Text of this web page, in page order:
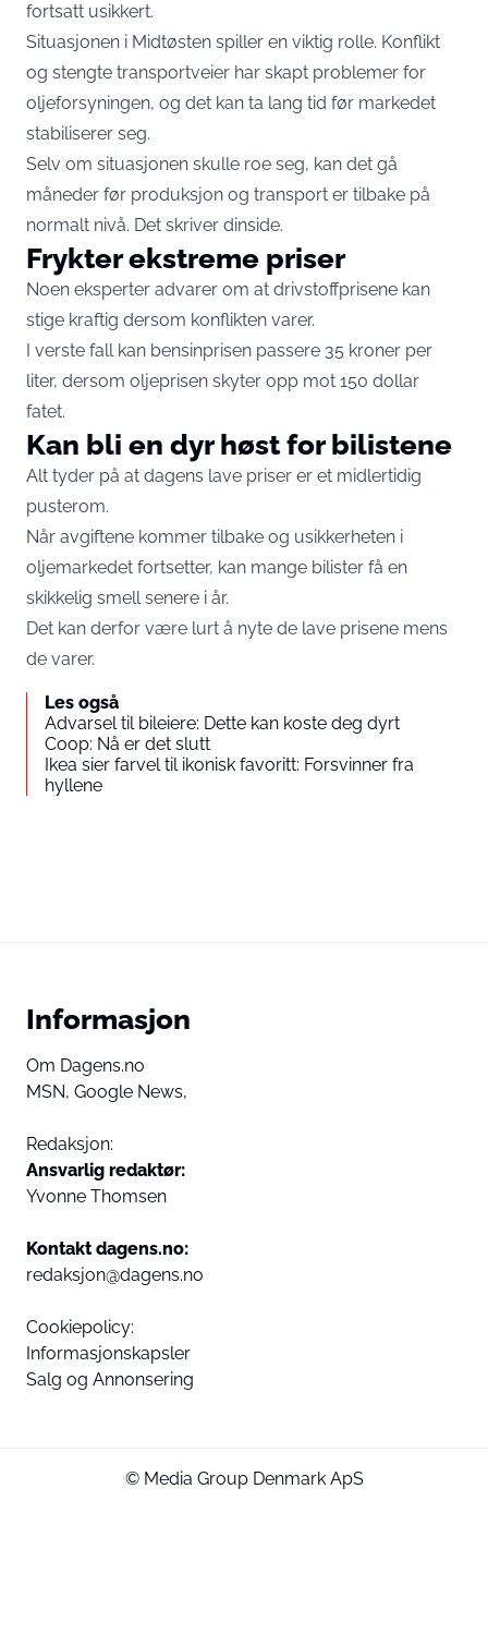
fortsatt usikkert.
Situasjonen i Midtøsten spiller en viktig rolle. Konflikt
og stengte transportveier har skapt problemer for
oljeforsyningen, og det kan ta lang tid før markedet
stabiliserer seg.
Selv om situasjonen skulle roe seg, kan det gå
måneder før produksjon og transport er tilbake på
normalt nivå. Det skriver dinside.
Frykter ekstreme priser
Noen eksperter advarer om at drivstoffprisene kan
stige kraftig dersom konflikten varer.
I verste fall kan bensinprisen passere 35 kroner per
liter, dersom oljeprisen skyter opp mot 150 dollar
fatet.
Kan bli en dyr høst for bilistene
Alt tyder på at dagens lave priser er et midlertidig
pusterom.
Når avgiftene kommer tilbake og usikkerheten i
oljemarkedet fortsetter, kan mange bilister få en
skikkelig smell senere i år.
Det kan derfor være lurt å nyte de lave prisene mens
de varer.
Les også
Advarsel til bileiere: Dette kan koste deg dyrt
Coop: Nå er det slutt
Ikea sier farvel til ikonisk favoritt: Forsvinner fra
hyllene
Informasjon
Om Dagens.no
MSN, Google News,
Redaksjon:
Ansvarlig redaktør:
Yvonne Thomsen
Kontakt dagens.no:
redaksjon@dagens.no
Cookiepolicy:
Informasjonskapsler
Salg og Annonsering
© Media Group Denmark ApS